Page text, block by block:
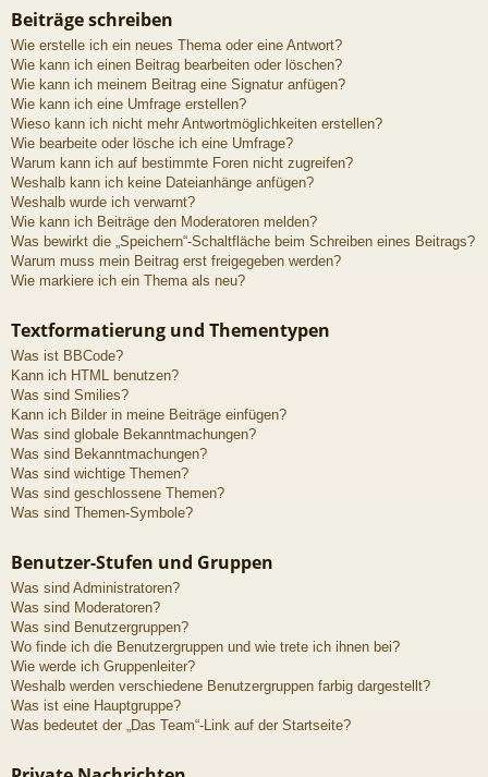
Beiträge schreiben
Wie erstelle ich ein neues Thema oder eine Antwort?
Wie kann ich einen Beitrag bearbeiten oder löschen?
Wie kann ich meinem Beitrag eine Signatur anfügen?
Wie kann ich eine Umfrage erstellen?
Wieso kann ich nicht mehr Antwortmöglichkeiten erstellen?
Wie bearbeite oder lösche ich eine Umfrage?
Warum kann ich auf bestimmte Foren nicht zugreifen?
Weshalb kann ich keine Dateianhänge anfügen?
Weshalb wurde ich verwarnt?
Wie kann ich Beiträge den Moderatoren melden?
Was bewirkt die „Speichern“-Schaltfläche beim Schreiben eines Beitrags?
Warum muss mein Beitrag erst freigegeben werden?
Wie markiere ich ein Thema als neu?
Textformatierung und Thementypen
Was ist BBCode?
Kann ich HTML benutzen?
Was sind Smilies?
Kann ich Bilder in meine Beiträge einfügen?
Was sind globale Bekanntmachungen?
Was sind Bekanntmachungen?
Was sind wichtige Themen?
Was sind geschlossene Themen?
Was sind Themen-Symbole?
Benutzer-Stufen und Gruppen
Was sind Administratoren?
Was sind Moderatoren?
Was sind Benutzergruppen?
Wo finde ich die Benutzergruppen und wie trete ich ihnen bei?
Wie werde ich Gruppenleiter?
Weshalb werden verschiedene Benutzergruppen farbig dargestellt?
Was ist eine Hauptgruppe?
Was bedeutet der „Das Team“-Link auf der Startseite?